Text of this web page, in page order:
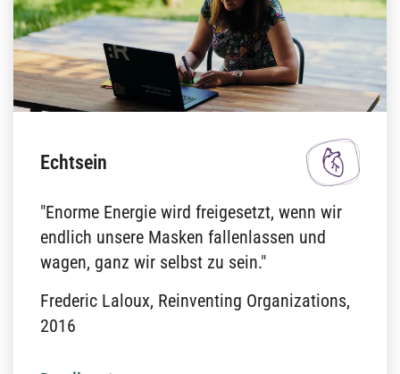
Echtsein
"Enorme Energie wird freigesetzt, wenn wir
endlich unsere Masken fallenlassen und
wagen, ganz wir selbst zu sein."
Frederic Laloux, Reinventing Organizations,
2016